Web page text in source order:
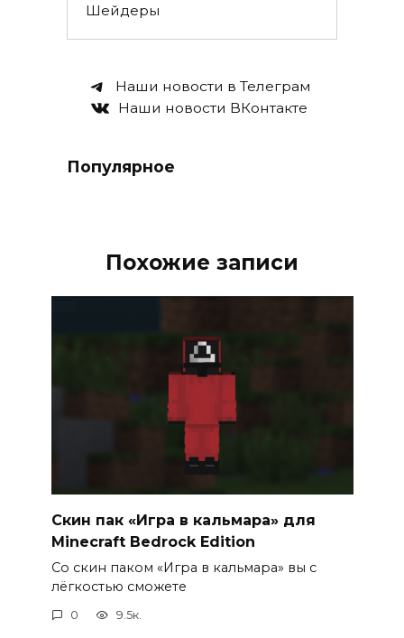
Шейдеры
Наши новости в Телеграм
Наши новости ВКонтакте
Популярное
Похожие записи
Скин пак «Игра в кальмара» для
Minecraft Bedrock Edition
Со скин паком «Игра в кальмара» вы с
лёгкостью сможете
0 9.5к.